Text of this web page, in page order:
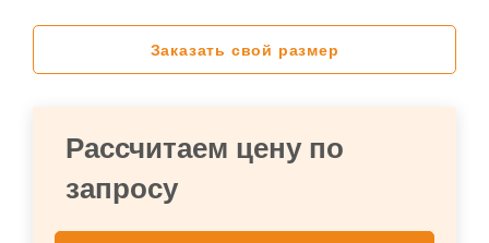
Заказать свой размер
Рассчитаем цену по
запросу